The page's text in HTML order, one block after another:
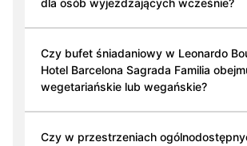
dla osób wyjeżdżających wcześnie?
Czy bufet śniadaniowy w Leonardo
Hotel Barcelona Sagrada Familia
wegetariańskie lub wegańskie?
Czy w przestrzeniach